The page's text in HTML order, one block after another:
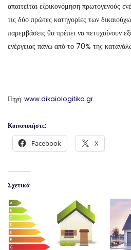
απαιτείται εξοικονόμηση πρωτογενούς
τις δύο πρώτες κατηγορίες των
παρεμβάσεις θα πρέπει να πετυχαίνουν
ενέργειας πάνω από το 70% της
Πηγή: www.dikaiologitika.gr
Κοινοποιήστε:
Facebook X
Σχετικά